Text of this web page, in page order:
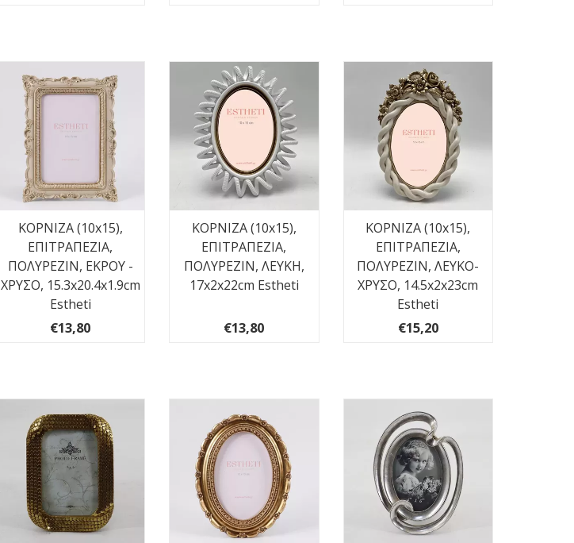
ΚΟΡΝΙΖΑ (10x15),
ΕΠΙΤΡΑΠΕΖΙΑ,
ΠΟΛΥΡΕΖΙΝ, ΕΚΡΟΥ -
ΧΡΥΣΟ, 15.3x20.4x1.9cm
Estheti
€13,80
ΚΟΡΝΙΖΑ (10x15),
ΕΠΙΤΡΑΠΕΖΙΑ,
ΠΟΛΥΡΕΖΙΝ, ΛΕΥΚΗ,
17x2x22cm Estheti
€13,80
ΚΟΡΝΙΖΑ (10x15),
ΕΠΙΤΡΑΠΕΖΙΑ,
ΠΟΛΥΡΕΖΙΝ, ΛΕΥΚΟ-
ΧΡΥΣΟ, 14.5x2x23cm
Estheti
€15,20